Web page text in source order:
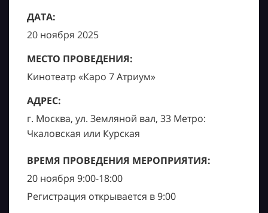
ДАТА:
20 ноября 2025
МЕСТО ПРОВЕДЕНИЯ:
Кинотеатр «Каро 7 Атриум»
АДРЕС:
г. Москва, ул. Земляной вал, 33 Метро:
Чкаловская или Курская
ВРЕМЯ ПРОВЕДЕНИЯ МЕРОПРИЯТИЯ:
20 ноября 9:00-18:00
Регистрация открывается в 9:00